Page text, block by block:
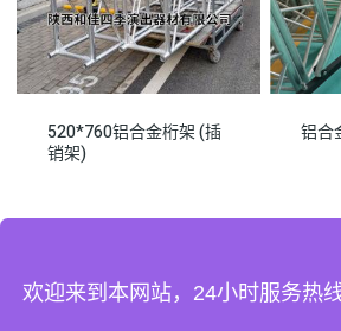
520*760铝合金桁架 (插
销架)
铝合
© 2026 陕西和佳四季演出器
欢迎来到本网站，24小时服务热